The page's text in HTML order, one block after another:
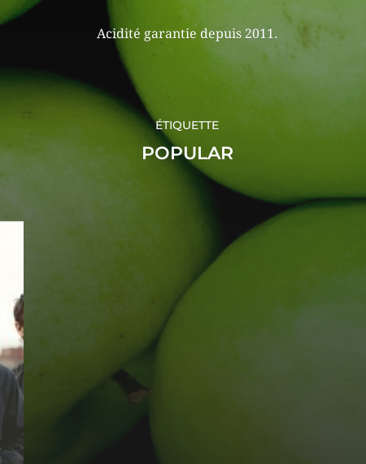
Acidité garantie depuis 2011.
ÉTIQUETTE
POPULAR